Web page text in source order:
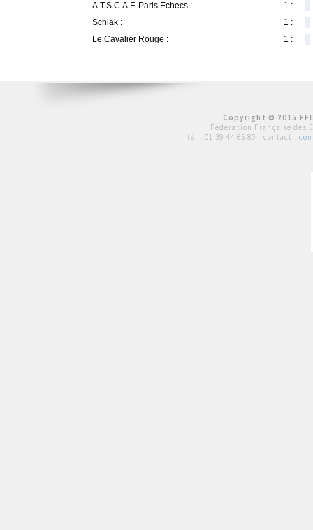
A.T.S.C.A.F. Paris Echecs :
1 :
Schlak :
1 :
Le Cavalier Rouge :
1 :
Copyright © 2015
Fédération Française des
tél : 01 39 44 65 80 | contact :